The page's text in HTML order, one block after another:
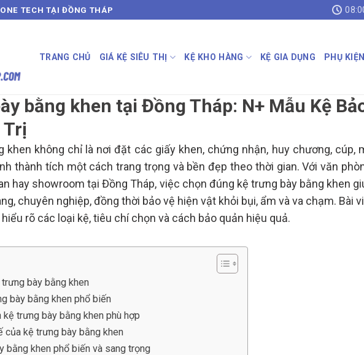
TECH TẠI ĐỒNG THÁP
TRANG CHỦ GIÁ KỆ SIÊU THỊ KỆ KHO HÀNG KỆ GIA DỤNG PHỤ
bằng khen tại Đồng Tháp: N+ Mẫu Kệ
Trị
khen không chỉ là nơi đặt các giấy khen, chứng nhận, huy chương, cúp,
thành tích một cách trang trọng và bền đẹp theo thời gian. Với văn
hay showroom tại Đồng Tháp, việc chọn đúng kệ trưng bày bằng khen
chuyên nghiệp, đồng thời bảo vệ hiện vật khỏi bụi, ẩm và va chạm. Bài
rõ các loại kệ, tiêu chí chọn và cách bảo quản hiệu quả.
bày bằng khen
bày bằng khen phổ biến
kệ trưng bày bằng khen phù hợp
của kệ trưng bày bằng khen
bằng khen phổ biến và sang trọng